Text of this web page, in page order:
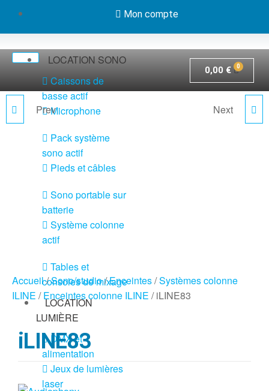
Mon compte
LOCATION SONO
Caissons de
basse actif
Microphone
Pack système
sono actif
Pieds et câbles
Sono portable sur
batterie
Système colonne
actif
Tables et
consoles de mixage
LOCATION
LUMIÈRE
DMX et
alimentation
Jeux de lumières
laser
0,00 €
ILINE83W
Prev Next
Accueil/Sono/studio/Enceintes/Systèmes colonne
ILINE /Enceintes colonne ILINE / iLINE83
iLINE83